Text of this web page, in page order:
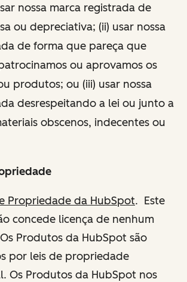
nossa marca registrada de
ou depreciativa; (ii) usar nossa
de forma que pareça que
ou aprovamos os
produtos; ou (iii) usar nossa
desrespeitando a lei ou junto a
obscenos, indecentes ou
Propriedade da HubSpot. Este
concede licença de nenhum
Produtos da HubSpot são
por leis de propriedade
Os Produtos da HubSpot nos